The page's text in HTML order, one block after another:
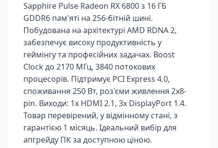
Sapphire Pulse Radeon RX 6800 з 16 ГБ
GDDR6 пам'яті на 256-бітній шині.
Побудована на архітектурі AMD RDNA 2,
забезпечує високу продуктивність у
геймінгу та професійних задачах. Boost
Clock до 2170 МГц, 3840 потокових
процесорів. Підтримує PCI Express 4.0,
споживання 250 Вт, роз'єми живлення 2x8-
pin. Виходи: 1x HDMI 2.1, 3x DisplayPort 1.4.
Товар перевірений, у відмінному стані, з
гарантією 1 місяць. Ідеальний вибір для
апгрейду ПК за доступною ціною.